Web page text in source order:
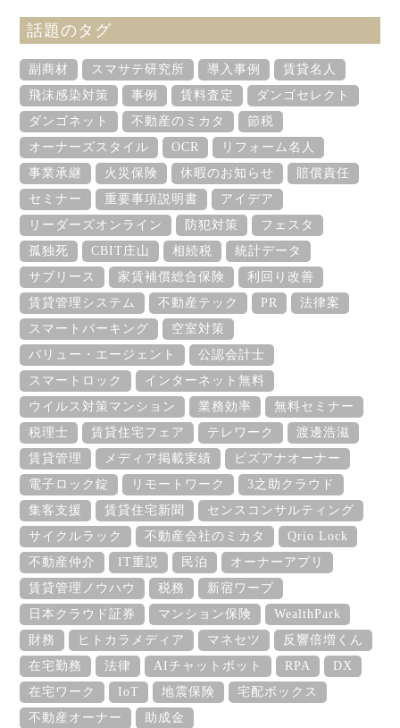
話題のタグ
副商材 スマサテ研究所 導入事例
賃貸名人
飛沫感染対策
事例 賃料査定
ダンゴセレクト
ダンゴネット
不動産のミカタ
節税
オーナーズスタイル
OCR
リフォーム名人
事業承継
火災保険 休暇のお知らせ
賠償責任
セミナー
重要事項説明書
アイデア
リーダーズオンライン
防犯対策
フェスタ
孤独死
CBIT庄山 相続税
統計データ
サブリース
家賃補償総合保険
利回り改善
賃貸管理システム
不動産テック PR
法律案
スマートパーキング
空室対策
バリュー・エージェント
公認会計士
スマートロック
インターネット無料
ウイルス対策マンション
業務効率
無料セミナー
税理士
賃貸住宅フェア テレワーク
渡邊浩滋
賃貸管理
メディア掲載実績
ビズアナオーナー
電子ロック錠
リモートワーク
3之助クラウド
集客支援
賃貸住宅新聞
センスコンサルティング
サイクルラック
不動産会社のミカタ
Qrio Lock
不動産仲介
IT重説 民泊
オーナーアプリ
賃貸管理ノウハウ
税務
新宿ワープ
日本クラウド証券
マンション保険
WealthPark
財務
ヒトカラメディア マネセツ
反響倍増くん
在宅勤務
法律 AIチャットボット RPA
DX
在宅ワーク
IoT 地震保険
宅配ボックス
不動産オーナー
助成金